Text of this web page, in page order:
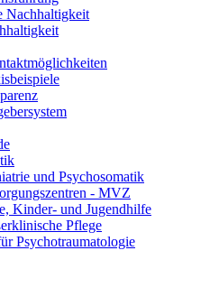
Nachhaltigkeit
und Psychosomatik
- MVZ
Kinder- und Jugendhilfe
Pflege
Psychotraumatologie